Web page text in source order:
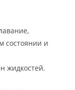
состоянии и
жидкостей.